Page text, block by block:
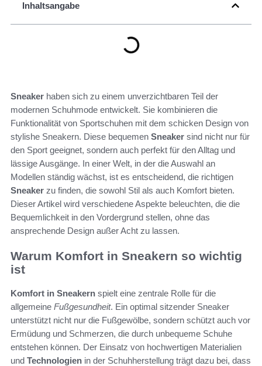
Inhaltsangabe
Sneaker haben sich zu einem unverzichtbaren Teil der
modernen Schuhmode entwickelt. Sie kombinieren die
Funktionalität von Sportschuhen mit dem schicken Design von
stylishe Sneakern. Diese bequemen Sneaker sind nicht nur für
den Sport geeignet, sondern auch perfekt für den Alltag und
lässige Ausgänge. In einer Welt, in der die Auswahl an
Modellen ständig wächst, ist es entscheidend, die richtigen
Sneaker zu finden, die sowohl Stil als auch Komfort bieten.
Dieser Artikel wird verschiedene Aspekte beleuchten, die die
Bequemlichkeit in den Vordergrund stellen, ohne das
ansprechende Design außer Acht zu lassen.
Warum Komfort in Sneakern so wichtig
ist
Komfort in Sneakern spielt eine zentrale Rolle für die
allgemeine Fußgesundheit. Ein optimal sitzender Sneaker
unterstützt nicht nur die Fußgewölbe, sondern schützt auch vor
Ermüdung und Schmerzen, die durch unbequeme Schuhe
entstehen können. Der Einsatz von hochwertigen Materialien
und Technologien in der Schuhherstellung trägt dazu bei, dass